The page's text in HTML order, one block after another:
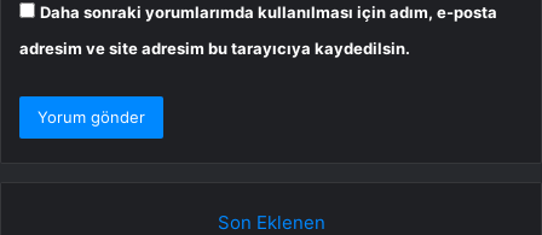
Daha sonraki yorumlarımda kullanılması için adım, e-posta
adresim ve site adresim bu tarayıcıya kaydedilsin.
Son Eklenen